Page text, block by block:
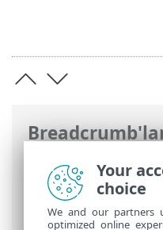
ESET Online Yardım
HOME ile çalışma
abonelik yönetimi
Your
choice
We and our partners
optimized online